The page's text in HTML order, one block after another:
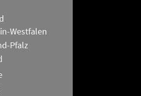
Westfalen
Pfalz